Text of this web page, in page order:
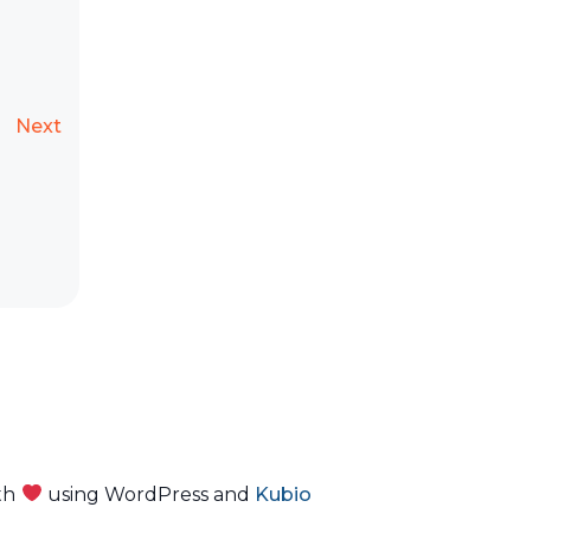
Next
using WordPress and Kubio